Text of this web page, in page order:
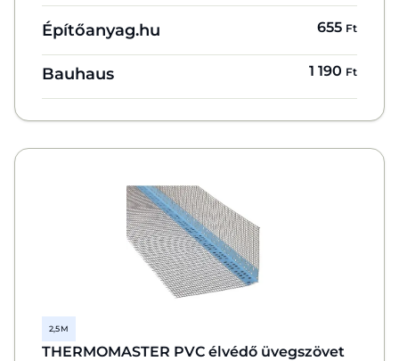
Építőanyag.hu 655 Ft
Bauhaus 1 190 Ft
2,5 M
THERMOMASTER PVC élvédő üvegszövet